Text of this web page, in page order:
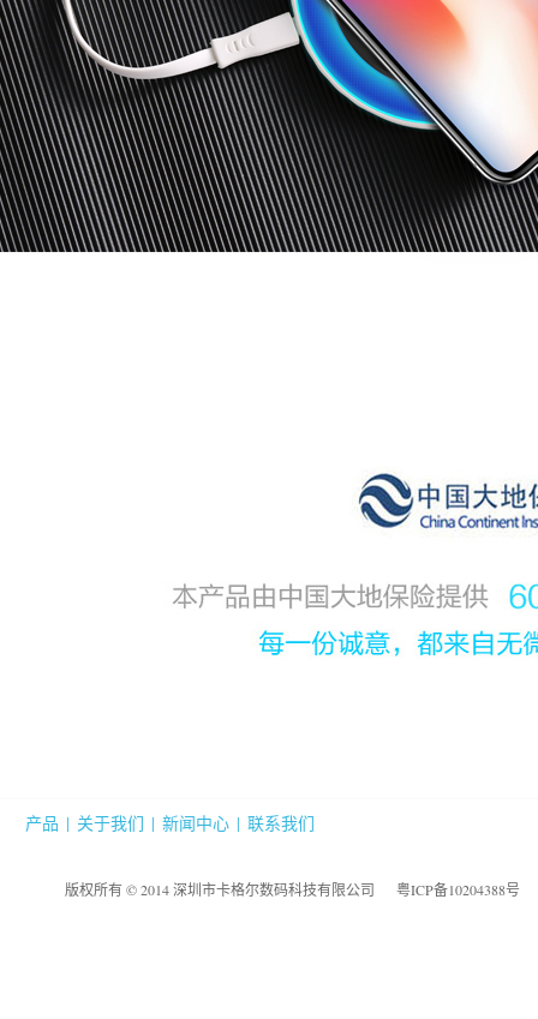
产品 | 关于我们 | 新闻中心 | 联系我们
版权所有 © 2014 深圳市卡格尔数码科技有限公司 粤ICP备10204388号